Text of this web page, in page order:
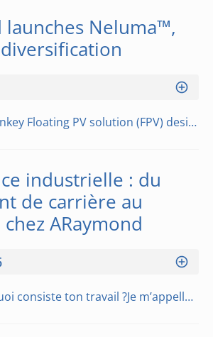
launches Neluma™,
Neluma™ is a turnkey Floating PV solution (FPV) designed to address the limits of existing floating solar systems. The highly modular design adapts to a wide range of lake configurations, while a mobile micro factory concept supports an installation proc…
industrielle : du
de carrière au
ARaymond
Qui es-tu et en quoi consiste ton travail ?Je m’appelle Corinne Maze-Faudet et je suis responsable des maintenances chez ARaymond depuis 2022. J’encadre une équipe d’une trentaine de techniciens aux expertises variées (moules, robots, injection, mécatron…